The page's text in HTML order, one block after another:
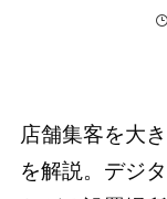
店舗集客を大
を解説。デジ